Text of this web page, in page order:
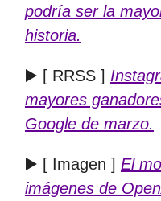
podría ser la
historia.
▶️ [ RRSS ]
mayores
Google de marzo.
▶️ [ Imagen ] El
imágenes de